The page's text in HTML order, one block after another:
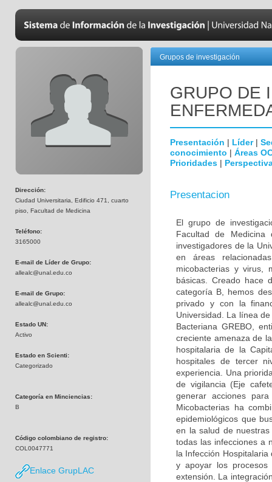
Dirección:
Ciudad Universitaria, Edificio 471, cuarto
piso, Facultad de Medicina
Teléfono:
3165000
E-mail de Líder de Grupo:
allealc@unal.edu.co
E-mail de Grupo:
allealc@unal.edu.co
Estado UN:
Activo
Estado en Scienti:
Categorizado
Categoría en Minciencias:
B
Código colombiano de registro:
COL0047771
Enlace GrupLAC
Grupos de investigación
GRUPO DE
Presentación | Líder|
conocimiento | Áreas
Prioridades |
Presentacion
El grupo de
Facultad de
investigadores de la
en áreas
micobacterias y virus,
básicas. Creado hace
categoría B, hemos
privado y con la
Universidad. La línea
Bacteriana GREBO,
creciente amenaza de
hospitalaria de la
hospitales de tercer
experiencia. Una
de vigilancia (Eje
generar acciones
Micobacterias ha
epidemiológicos que
en la salud de
todas las infecciones a
la Infección
y apoyar los
extensión. La